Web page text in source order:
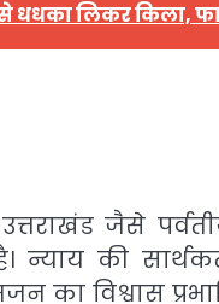
धधका लिकर किला,
जैसे
न्याय की
विश्वास